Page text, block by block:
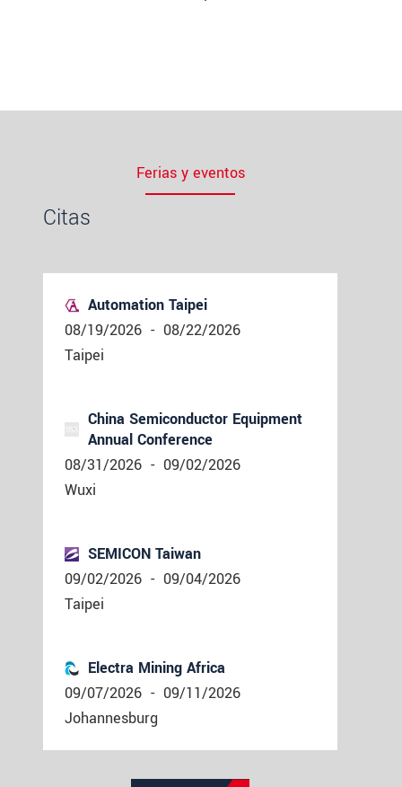
Ferias y eventos
Citas
Automation Taipei
08/19/2026 - 08/22/2026
Taipei
China Semiconductor Equipment
Annual Conference
08/31/2026 - 09/02/2026
Wuxi
SEMICON Taiwan
09/02/2026 - 09/04/2026
Taipei
Electra Mining Africa
09/07/2026 - 09/11/2026
Johannesburg